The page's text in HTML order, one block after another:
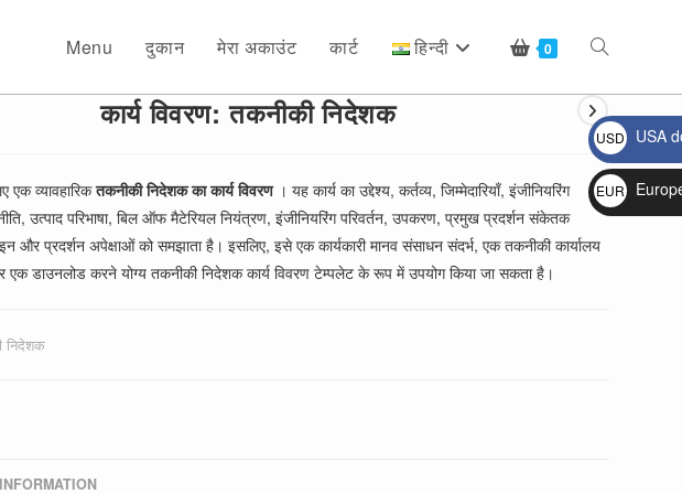
Menu दुकान मेरा अकाउंट कार्ट हिन्दी 0 Toggle
website
कार्य विवरण: तकनीकी निदेशक
एक व्यावहारिकतकनीकी निदेशक का कार्य विवरण। यह कार्य का उद्देश्य, कर्तव्य, जिम्मेदारियाँ, इंजीनियरिंग
उत्पाद परिभाषा, बिल ऑफ मैटेरियल नियंत्रण, इंजीनियरिंग परिवर्तन, उपकरण, प्रमुख प्रदर्शन संकेतक
और प्रदर्शन अपेक्षाओं को समझाता है। इसलिए, इसे एक कार्यकारी मानव संसाधन संदर्भ, एक तकनीकी कार्यालय
एक डाउनलोड करने योग्य तकनीकी निदेशक कार्य विवरण टेम्पलेट के रूप में उपयोग किया जा सकता है।
निदेशक
USD
$
USA
EUR
€